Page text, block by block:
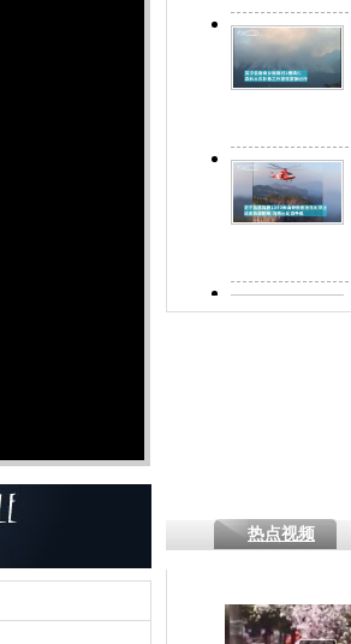
热点视频